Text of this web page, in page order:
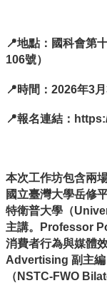
最
新
息
中
活
動
資
訊
研
究
📍地點：國科會第
106號）
📍時間：2026年3
📍報名連結：
本次工作坊包含兩
國立臺灣大學岳修
特衛普大學（
主講。Professor
消費者行為與媒體
Advertising 副主編
（NSTC-FWO